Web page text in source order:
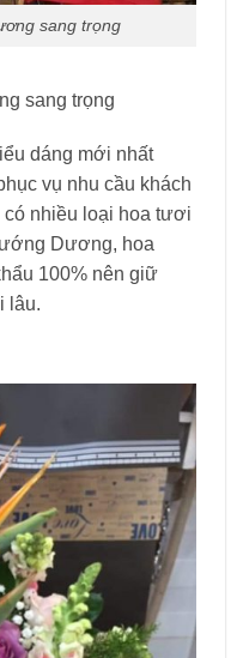
sang trọng
sang trọng
dáng mới nhất
vụ nhu cầu khách
có nhiều loại hoa tươi
Dương, hoa
100% nên giữ
lâu.